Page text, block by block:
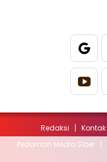
Redaksi Kontak
Pedoman Media Siber